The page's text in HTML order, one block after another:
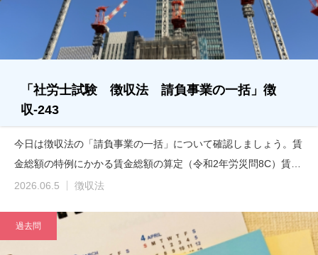
「社労士試験 徴収法 請負事業の一括」徴
収-243
今日は徴収法の「請負事業の一括」について確認しましょう。賃
金総額の特例にかかる賃金総額の算定（令和2年労災問8C）賃…
2026.06.5
徴収法
過去問